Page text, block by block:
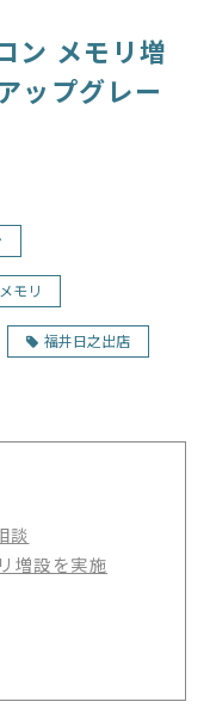
ン メモリ増
ップグレー
メモリ
福井日之出店
談
増設を実施